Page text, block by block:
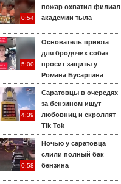
0:54
пожар охватил филиал
академии тыла
5:00
Основатель приюта
для бродячих собак
просит защиты у
Романа Бусаргина
4:39
Саратовцы в очередях
за бензином ищут
любовниц и скроллят
Tik Tok
0:58
Ночью у саратовца
слили полный бак
бензина